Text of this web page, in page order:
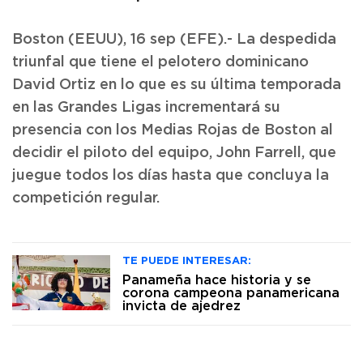
Boston (EEUU), 16 sep (EFE).- La despedida
triunfal que tiene el pelotero dominicano
David Ortiz en lo que es su última temporada
en las Grandes Ligas incrementará su
presencia con los Medias Rojas de Boston al
decidir el piloto del equipo, John Farrell, que
juegue todos los días hasta que concluya la
competición regular.
TE PUEDE INTERESAR:
Panameña hace historia y se
corona campeona panamericana
invicta de ajedrez